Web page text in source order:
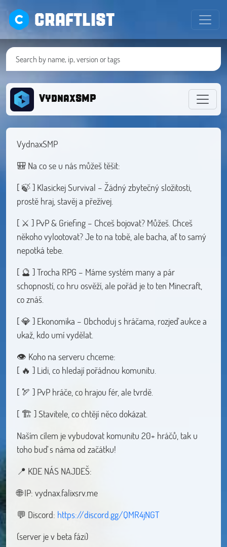
CRAFTLIST
VydnaxSMP
VydnaxSMP
🎒 Na co se u nás můžeš těšit:
[ 🍃 ] Klasickej Survival – Žádný zbytečný složitosti,
prostě hraj, stavěj a přežívej.
[ ⚔️ ] PvP & Griefing – Chceš bojovat? Můžeš. Chceš
někoho vylootovat? Je to na tobě, ale bacha, ať to samý
nepotká tebe.
[ 🔮 ] Trocha RPG – Máme systém many a pár
schopností, co hru osvěží, ale pořád je to ten Minecraft,
co znáš.
[ 💎 ] Ekonomika – Obchoduj s hráčama, rozjeď aukce a
ukaž, kdo umí vydělat.
👁️ Koho na serveru chceme:
[ 🔥 ] Lidi, co hledají pořádnou komunitu.
[ 🏹 ] PvP hráče, co hrajou fér, ale tvrdě.
[ 🏗️ ] Stavitele, co chtějí něco dokázat.
Naším cílem je vybudovat komunitu 20+ hráčů, tak u
toho buď s náma od začátku!
📍 KDE NÁS NAJDEŠ:
🌐 IP: vydnax.falixsrv.me
💬 Discord: https://discord.gg/QMR4jNGT
(server je v beta fázi)